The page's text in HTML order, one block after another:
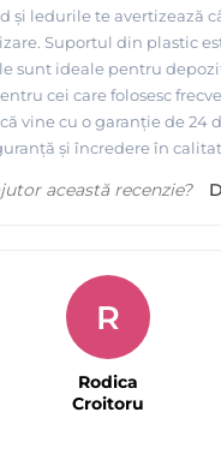
și ledurile te avertizează
Suportul din plastic
sunt ideale pentru
cei care folosesc
vine cu o garanție de 24
și încredere în
această recenzie?
R
Rodica
Croitoru